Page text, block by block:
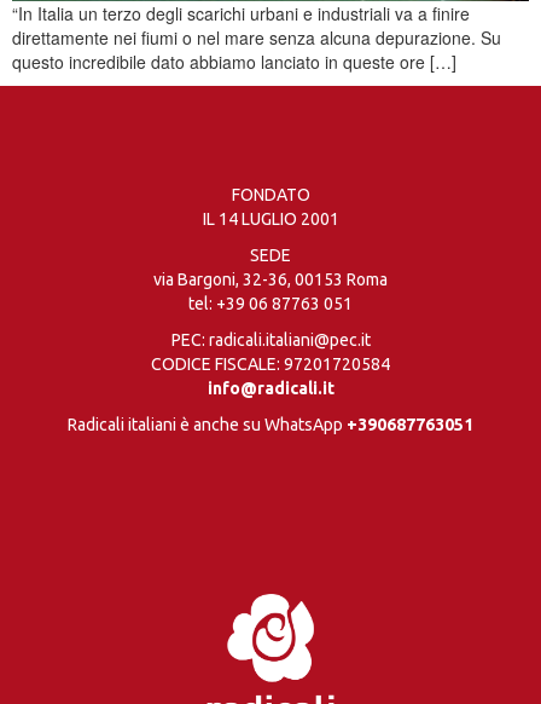
“In Italia un terzo degli scarichi urbani e industriali va a finire
direttamente nei fiumi o nel mare senza alcuna depurazione. Su
questo incredibile dato abbiamo lanciato in queste ore […]
FONDATO
IL 14 LUGLIO 2001
SEDE
via Bargoni, 32-36, 00153 Roma
tel: +39 06 87763 051
PEC: radicali.italiani@pec.it
CODICE FISCALE: 97201720584
info@radicali.it
Radicali italiani è anche su WhatsApp +390687763051